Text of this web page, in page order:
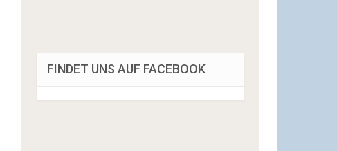
FINDET UNS AUF FACEBOOK